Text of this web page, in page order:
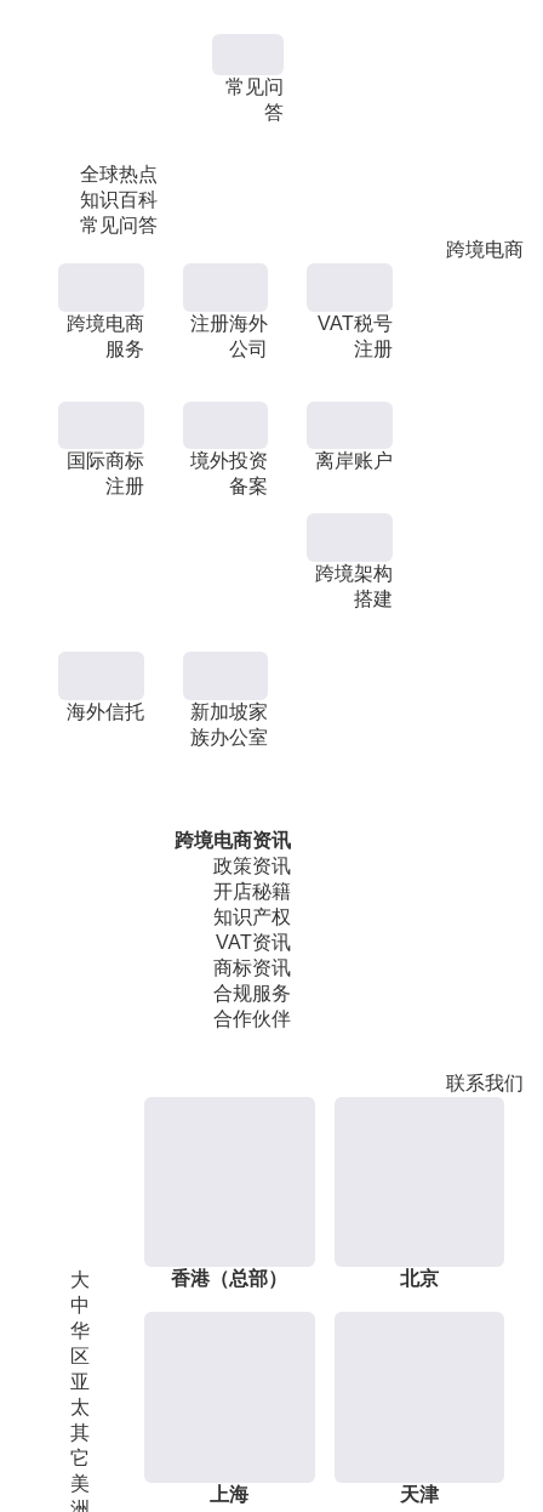
全球热点
知识百科
常见问答
常见问
答
跨境电商
跨境电商
服务
注册海外
公司
VAT税号
注册
国际商标
注册
境外投资
备案
离岸账户
跨境架构
搭建
海外信托
新加坡家
族办公室
跨境电商资讯
政策资讯
开店秘籍
知识产权
VAT资讯
商标资讯
合规服务
合作伙伴
联系我们
大
中
华
区
亚
太
其
它
美
香港（总部） 北京
上海 天津